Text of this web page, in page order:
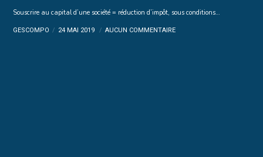
Souscrire au capital d’une société = réduction d’impôt, sous conditions…
GESCOMPO 24 MAI 2019 AUCUN COMMENTAIRE